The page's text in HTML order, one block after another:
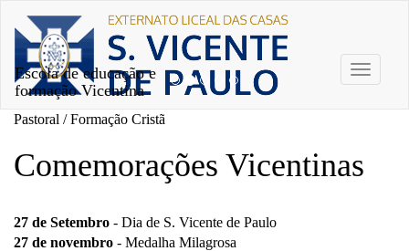
Toggle
Escola de educação e
formação Vicentina
Pastoral / Formação Cristã
Comemorações Vicentinas
27 de Setembro - Dia de S. Vicente de Paulo
27 de novembro - Medalha Milagrosa